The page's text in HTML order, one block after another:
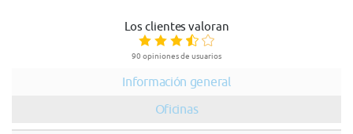
Los clientes valoran
90 opiniones de usuarios
Información general
Oficinas